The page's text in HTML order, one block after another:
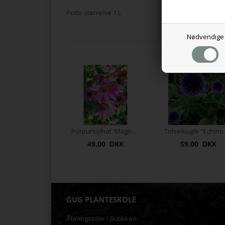
Nødvendige
Potte størrelse 1 L
Purpursolhat 'Magnus'
49,00 DKK 59,00 DKK
GUG PLANTESKOLE
Åbningstider i Butikken